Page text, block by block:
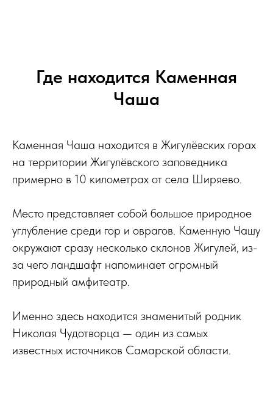
Где находится Каменная
Чаша
Каменная Чаша находится в Жигулёвских горах
на территории Жигулёвского заповедника
примерно в 10 километрах от села Ширяево.
Место представляет собой большое природное
углубление среди гор и оврагов. Каменную Чашу
окружают сразу несколько склонов Жигулей, из-
за чего ландшафт напоминает огромный
природный амфитеатр.
Именно здесь находится знаменитый родник
Николая Чудотворца — один из самых
известных источников Самарской области.